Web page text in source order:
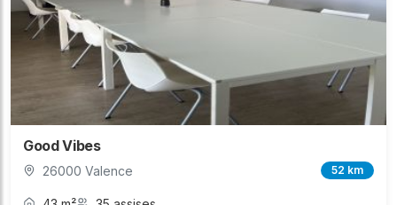
Good Vibes
26000 Valence 52 km